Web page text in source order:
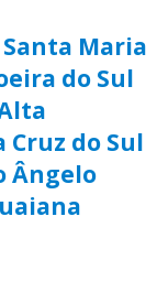
Maria
do Sul
Cruz do Sul
Ângelo